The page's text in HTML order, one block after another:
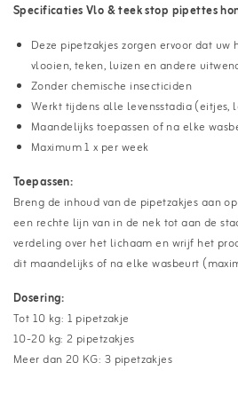
Specificaties Vlo & teek stop pipettes
Deze pipetzakjes zorgen ervoor dat
vlooien, teken, luizen en andere
Zonder chemische insecticiden
Werkt tijdens alle levensstadia (eitjes,
Maandelijks toepassen of na elke
Maximum 1 x per week
Toepassen:
Breng de inhoud van de pipetzakjes aan
een rechte lijn van in de nek tot aan de
verdeling over het lichaam en wrijf het
dit maandelijks of na elke wasbeurt
Dosering:
Tot 10 kg: 1 pipetzakje
10-20 kg: 2 pipetzakjes
Meer dan 20 KG: 3 pipetzakjes